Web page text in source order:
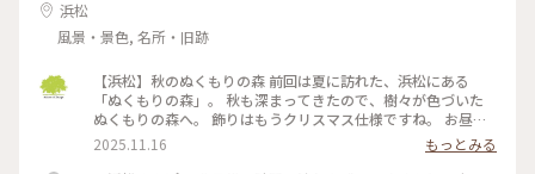
浜松
風景・景色, 名所・旧跡
【浜松】秋のぬくもりの森 前回は夏に訪れた、浜松にある
「ぬくもりの森」。 秋も深まってきたので、樹々が色づいた
ぬくもりの森へ。 飾りはもうクリスマス仕様ですね。 お昼ご
飯の代わりに、「森のスモーキーターキーレッグ」をいただき
ました。 ジューシーで、ちょっとスモーキーで、とても美味
2025.11.16
もっとみる